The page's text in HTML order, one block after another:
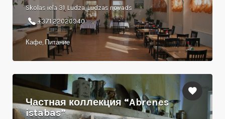
Skolas iela 31, Ludza, Ludzas novads
+371 22020940
Кафе, Питание
Частная коллекция “Abrenes
istabas”